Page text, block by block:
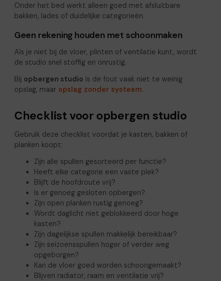
Onder het bed werkt alleen goed met afsluitbare
bakken, lades of duidelijke categorieën.
Geen rekening houden met schoonmaken
Als je niet bij de vloer, plinten of ventilatie kunt, wordt
de studio snel stoffig en onrustig.
Bij opbergen studio is de fout vaak niet te weinig
opslag, maar opslag zonder systeem.
Checklist voor opbergen studio
Gebruik deze checklist voordat je kasten, bakken of
planken koopt:
Zijn alle spullen gesorteerd per functie?
Heeft elke categorie een vaste plek?
Blijft de hoofdroute vrij?
Is er genoeg gesloten opbergen?
Zijn open planken rustig genoeg?
Wordt daglicht niet geblokkeerd door hoge
kasten?
Zijn dagelijkse spullen makkelijk bereikbaar?
Zijn seizoensspullen hoger of verder weg
opgeborgen?
Kan de vloer goed worden schoongemaakt?
Blijven radiator, raam en ventilatie vrij?